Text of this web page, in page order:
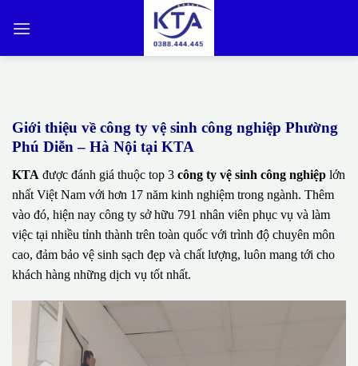
qua
Giới thiệu về công ty vệ sinh công nghiệp Phường
Phú Diễn – Hà Nội tại KTA
KTA được đánh giá thuộc top 3 công ty vệ sinh công nghiệp lớn
nhất Việt Nam với hơn 17 năm kinh nghiệm trong ngành. Thêm
vào đó, hiện nay công ty sở hữu 791 nhân viên phục vụ và làm
việc tại nhiều tỉnh thành trên toàn quốc với trình độ chuyên môn
cao, đảm bảo vệ sinh sạch đẹp và chất lượng, luôn mang tới cho
khách hàng những dịch vụ tốt nhất.